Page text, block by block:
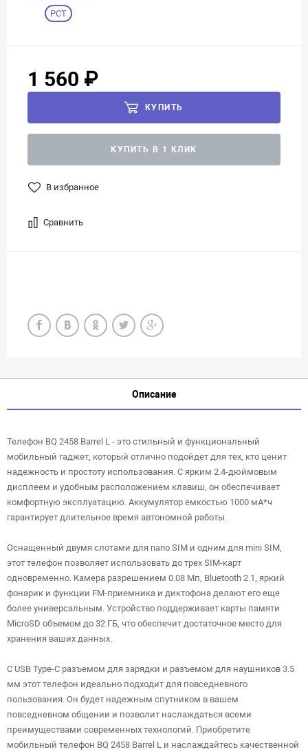
РСТ
1 560 ₽
КУПИТЬ
КУПИТЬ В 1 КЛИК
В избранное
Сравнить
Описание
Телефон BQ 2458 Barrel L - это стильный и функциональный
мобильный гаджет, который отлично подойдет для тех, кто ценит
надежность и простоту использования. С ярким 2.4-дюймовым
дисплеем и удобным расположением клавиш, он обеспечивает
комфортную эксплуатацию. Аккумулятор емкостью 1000 мА*ч
гарантирует длительное время автономной работы.
Оснащенный двумя слотами для nano SIM и одним для mini SIM,
этот телефон позволяет использовать до трех SIM-карт
одновременно. Камера разрешением 0.08 Мп, Bluetooth 2.1, яркий
фонарик и функции FM-приемника и диктофона делают его еще
более универсальным. Устройство поддерживает карты памяти
MicroSD объемом до 32 ГБ, что обеспечит достаточное место для
хранения ваших данных.
С USB Type-C разъемом для зарядки и разъемом для наушников 3.5
мм этот телефон идеально подходит для повседневного
пользования. Он будет надежным спутником в вашем
повседневном общении и позволит наслаждаться всеми
преимуществами современных технологий. Приобретите
мобильный телефон BQ 2458 Barrel L и наслаждайтесь качественной